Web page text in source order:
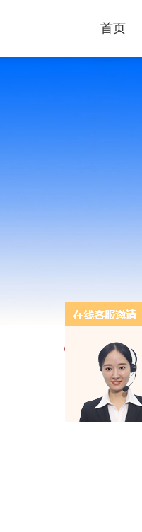
首页
我的位置：